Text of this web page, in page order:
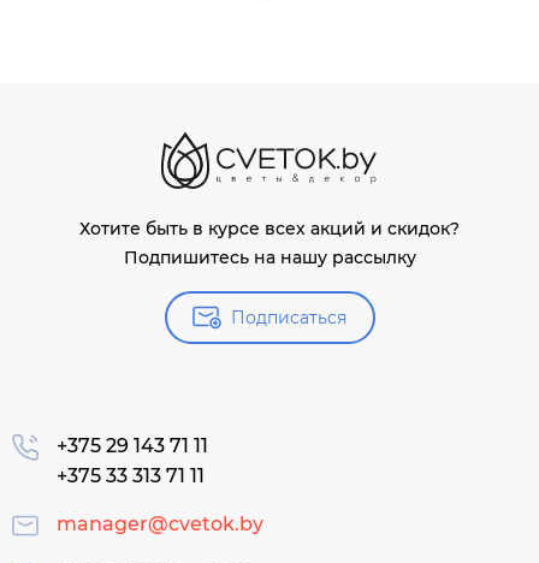
Хотите быть в курсе всех акций и скидок?
Подпишитесь на нашу рассылку
Подписаться
+375 29 143 71 11
+375 33 313 71 11
manager@cvetok.by